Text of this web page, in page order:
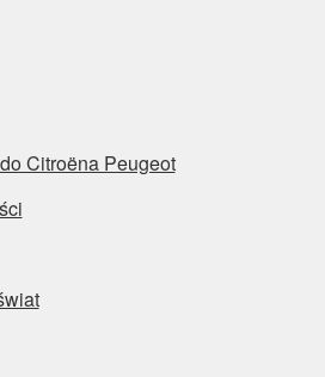
Citroëna Peugeot